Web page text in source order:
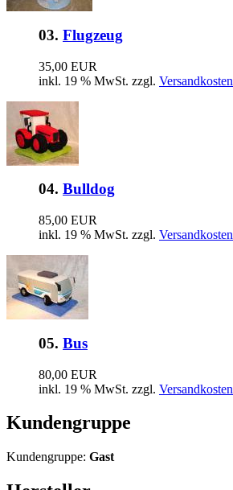
03. Flugzeug
35,00 EUR
inkl. 19 % MwSt. zzgl. Versandkosten
04. Bulldog
85,00 EUR
inkl. 19 % MwSt. zzgl. Versandkosten
05. Bus
80,00 EUR
inkl. 19 % MwSt. zzgl. Versandkosten
Kundengruppe
Kundengruppe: Gast